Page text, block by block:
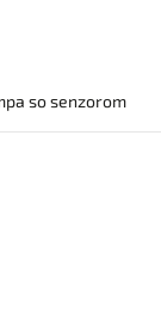
so senzorom